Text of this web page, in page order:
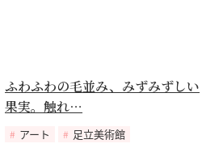
ふわふわの毛並み、みずみずしい
果実。触れ…
アート
足立美術館